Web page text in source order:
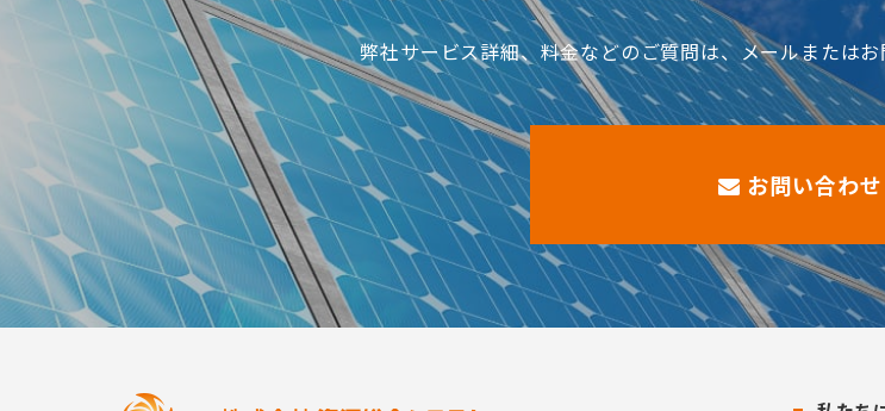
弊社サービス詳細、料金などのご質問は、メールまたは
お問い合わせ